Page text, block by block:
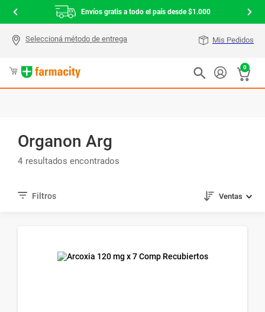
Envíos gratis a todo el país desde $1.000
Mis Pedidos
0
Organon Arg
4
Ventas